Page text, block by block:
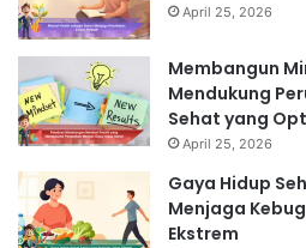
April 25, 2026
Membangun
Mendukung
Sehat yang
April 25, 2026
Gaya Hidup
Menjaga
Ekstrem